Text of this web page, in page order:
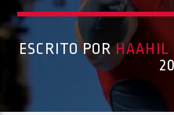
Haahil FM
ESCRITO PORHAAHIL